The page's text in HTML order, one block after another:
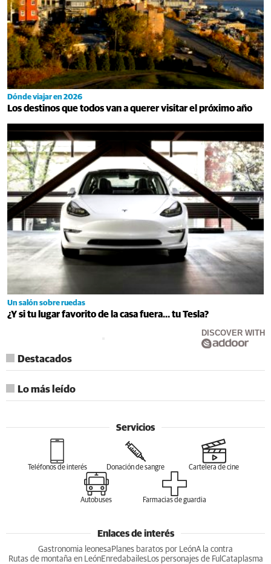
Dónde viajar en 2026
Los destinos que todos van a querer visitar el próximo año
Un salón sobre ruedas
¿Y si tu lugar favorito de la casa fuera… tu Tesla?
DISCOVER WITH
Destacados
Lo más leído
Servicios
Teléfonos de interés Donación de sangre Cartelera de cine
Autobuses Farmacias de guardia
Enlaces de interés
Gastronomia leonesa Planes baratos por LeónA la contra
Rutas de montaña en LeónEnredabailesLos personajes de Ful Cataplasma